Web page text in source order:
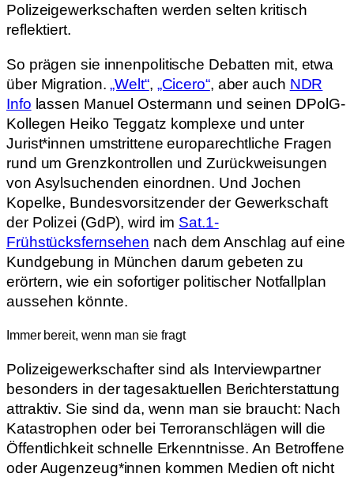
Polizeigewerkschaften werden selten kritisch
reflektiert.
So prägen sie innenpolitische Debatten mit, etwa
über Migration.„Welt“, „Cicero“, aber auch NDR
Info lassen Manuel Ostermann und seinen DPolG-
Kollegen Heiko Teggatz komplexe und unter
Jurist*innen umstrittene europarechtliche Fragen
rund um Grenzkontrollen und Zurückweisungen
von Asylsuchenden einordnen. Und Jochen
Kopelke, Bundesvorsitzender der Gewerkschaft
der Polizei (GdP), wird im Sat.1-
Frühstücksfernsehen nach dem Anschlag auf eine
Kundgebung in München darum gebeten zu
erörtern, wie ein sofortiger politischer Notfallplan
aussehen könnte.
Immer bereit, wenn man sie fragt
Polizeigewerkschafter sind als Interviewpartner
besonders in der tagesaktuellen Berichterstattung
attraktiv. Sie sind da, wenn man sie braucht: Nach
Katastrophen oder bei Terroranschlägen will die
Öffentlichkeit schnelle Erkenntnisse. An Betroffene
oder Augenzeug*innen kommen Medien oft nicht